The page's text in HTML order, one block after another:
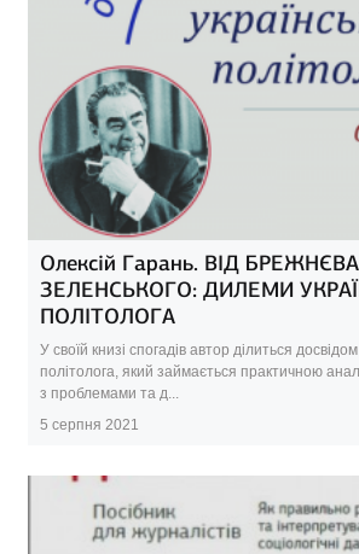
Олексій Гарань. ВІД
ЗЕЛЕНСЬКОГО: ДИЛЕМИ
ПОЛІТОЛОГА
У своїй книзі спогадів автор ділиться
політолога, який займається практичною
з проблемами та д...
5 серпня 2021